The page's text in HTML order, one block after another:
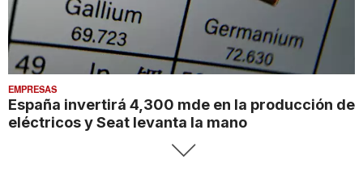
EMPRESAS
España invertirá 4,300 mde en la producción de
eléctricos y Seat levanta la mano